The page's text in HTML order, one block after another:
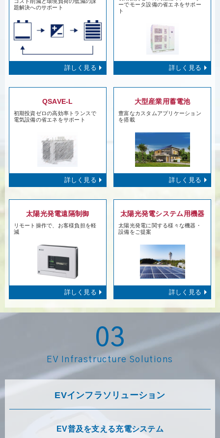
コスト削減と環境負荷の低減の課
題解決へのサポート
詳しく見る
ーでモータ設備の省エネをサポー
ト
詳しく見る
QSAVE-L
初期投資ゼロの高効率トランスで
電気設備の省エネをサポート
詳しく見る
大型産業用蓄電池
豊富なカスタムアプリケーション
を搭載
詳しく見る
太陽光発電遠隔制御
リモート操作で、お客様負担を軽
減
詳しく見る
太陽光発電システム用機器
太陽光発電に関する様々な機器・
設備をご提案
詳しく見る
03
EV Infrastructure Solutions
EVインフラソリューション
EV普及を支える充電システム